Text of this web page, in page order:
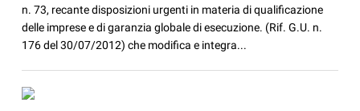
n. 73, recante disposizioni urgenti in materia di qualificazione
delle imprese e di garanzia globale di esecuzione. (Rif. G.U. n.
176 del 30/07/2012) che modifica e integra...